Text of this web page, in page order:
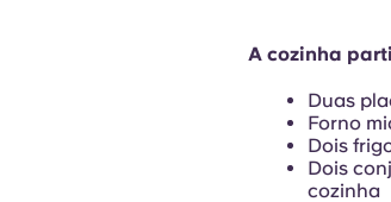
A cozinha
Duas
Forno
Dois
Dois
cozinha